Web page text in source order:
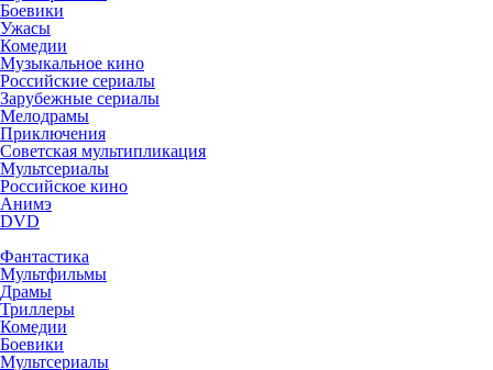
Боевики
Ужасы
Комедии
Музыкальное кино
Российские сериалы
Зарубежные сериалы
Мелодрамы
Приключения
Советская мультипликация
Мультсериалы
Российское кино
Анимэ
DVD
Фантастика
Мультфильмы
Драмы
Триллеры
Комедии
Боевики
Мультсериалы